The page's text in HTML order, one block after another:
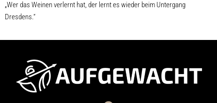
„Wer das Weinen verlernt hat, der lernt es wieder beim Untergang
Dresdens.“